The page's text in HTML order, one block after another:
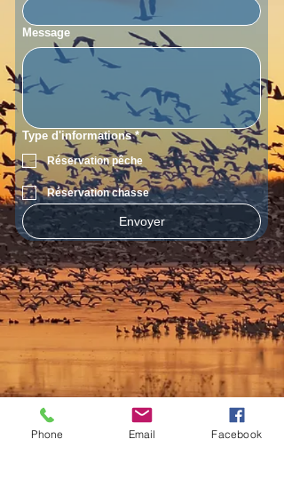
Message
Type d'informations *
Réservation pêche
Réservation chasse
Envoyer
Phone Email Facebook